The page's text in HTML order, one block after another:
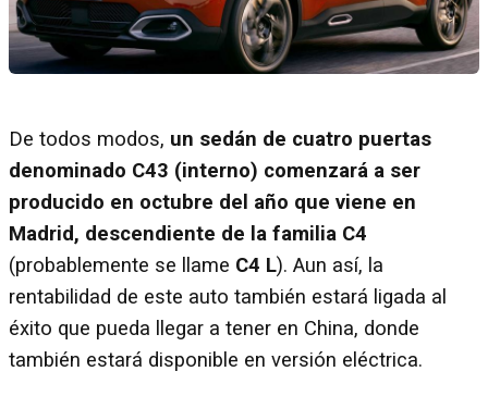
De todos modos, un sedán de cuatro puertas
denominado C43 (interno) comenzará a ser
producido en octubre del año que viene en
Madrid, descendiente de la familia C4
(probablemente se llame C4 L). Aun así, la
rentabilidad de este auto también estará ligada al
éxito que pueda llegar a tener en China, donde
también estará disponible en versión eléctrica.